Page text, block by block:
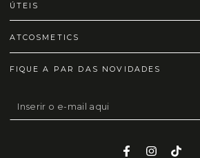
ÚTEIS
ATCOSMETICS
FIQUE A PAR DAS NOVIDADES
Inserir
o